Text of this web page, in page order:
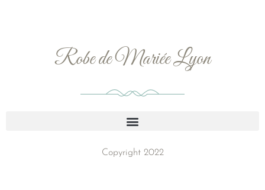
Robe de Mariée Lyon
Copyright 2022